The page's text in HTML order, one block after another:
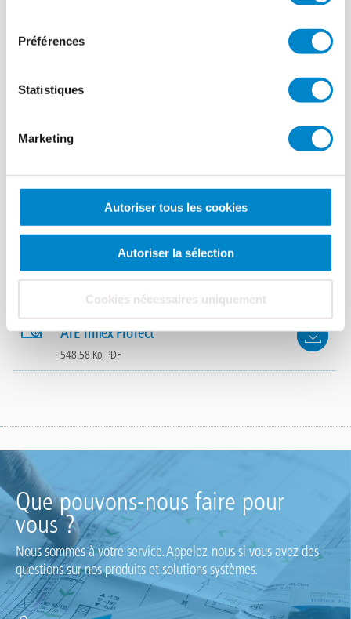
Préférences
Statistiques
Marketing
Autoriser tous les cookies
Autoriser la sélection
Cookies nécessaires uniquement
1. Préparer le support.
Sécurité maximale. Conformité
maximale.
Les produits Triflex vous garantissent la meilleure étanchéité
possible dans tous les domaines d'application. Des contrôles de
qualité internes et externes effectués en permanence
au niveau de la production ainsi que des tests pratiques
complets avant la commercialisation du produit sont pour nous
Agréments techniques
ATE Triflex ProTect
548.58 Ko, PDF
Que pouvons-nous faire pour
vous ?
Nous sommes à votre service. Appelez-nous si vous avez des
questions sur nos produits et solutions systèmes.